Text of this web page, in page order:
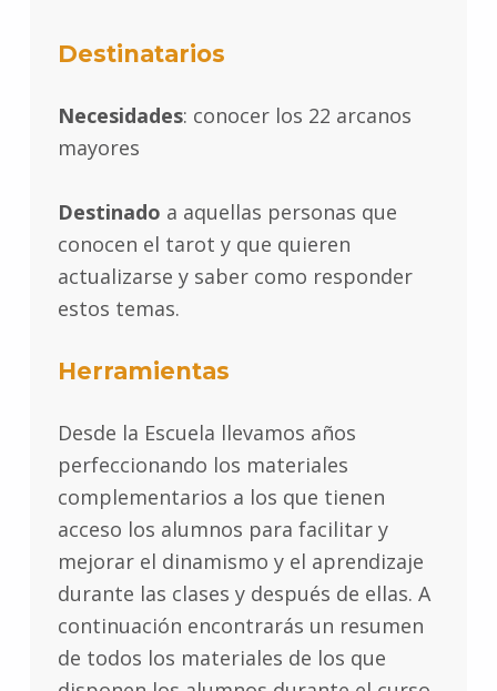
Destinatarios
Necesidades: conocer los 22 arcanos
mayores
Destinado a aquellas personas que
conocen el tarot y que quieren
actualizarse y saber como responder
estos temas.
Herramientas
Desde la Escuela llevamos años
perfeccionando los materiales
complementarios a los que tienen
acceso los alumnos para facilitar y
mejorar el dinamismo y el aprendizaje
durante las clases y después de ellas. A
continuación encontrarás un resumen
de todos los materiales de los que